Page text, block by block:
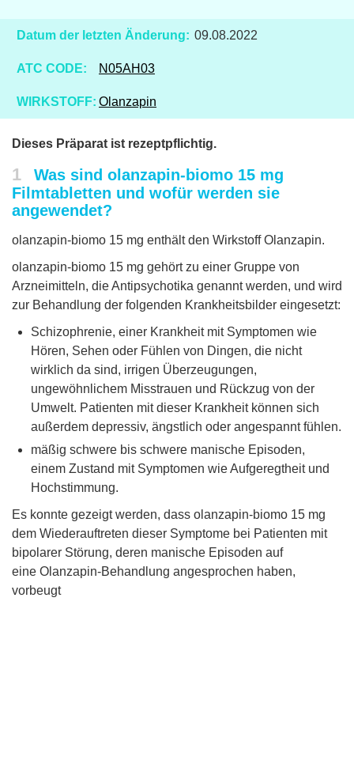
Datum der letzten Änderung: 09.08.2022
ATC CODE: N05AH03
WIRKSTOFF: Olanzapin
Dieses Präparat ist rezeptpflichtig.
1
Was sind olanzapin-biomo 15 mg
Filmtabletten und wofür werden sie
angewendet?
olanzapin-biomo 15 mg enthält den Wirkstoff Olanzapin.
olanzapin-biomo 15 mg gehört zu einer Gruppe von
Arzneimitteln, die Antipsychotika genannt werden, und wird
zur Behandlung der folgenden Krankheitsbilder eingesetzt:
Schizophrenie, einer Krankheit mit Symptomen wie
Hören, Sehen oder Fühlen von Dingen, die nicht
wirklich da sind, irrigen Überzeugungen,
ungewöhnlichem Misstrauen und Rückzug von der
Umwelt. Patienten mit dieser Krankheit können sich
außerdem depressiv, ängstlich oder angespannt fühlen.
mäßig schwere bis schwere manische Episoden,
einem Zustand mit Symptomen wie Aufgeregtheit und
Hochstimmung.
Es konnte gezeigt werden, dass olanzapin-biomo 15 mg
dem Wiederauftreten dieser Symptome bei Patienten mit
bipolarer Störung, deren manische Episoden auf
eine Olanzapin-Behandlung angesprochen haben,
vorbeugt